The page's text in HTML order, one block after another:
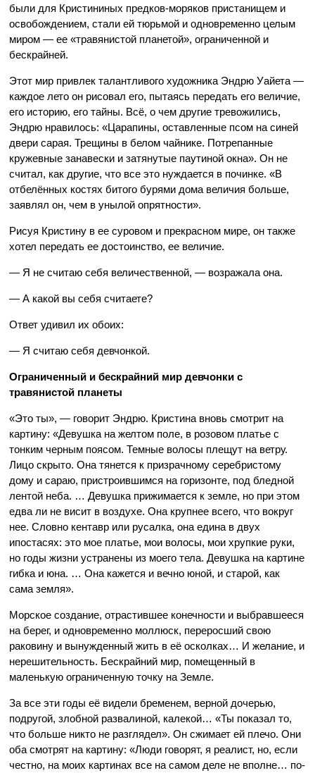
были для Кристининых предков-моряков пристанищем и
освобождением, стали ей тюрьмой и одновременно целым
миром — ее «травянистой планетой», ограниченной и
бескрайней.
Этот мир привлек талантливого художника Эндрю Уайета —
каждое лето он рисовал его, пытаясь передать его величие,
его историю, его тайны. Всё, о чем другие тревожились,
Эндрю нравилось: «Царапины, оставленные псом на синей
двери сарая. Трещины в белом чайнике. Потрепанные
кружевные занавески и затянутые паутиной окна». Он не
считал, как другие, что все это нуждается в починке. «В
отбелённых костях битого бурями дома величия больше,
заявлял он, чем в унылой опрятности».
Рисуя Кристину в ее суровом и прекрасном мире, он также
хотел передать ее достоинство, ее величие.
— Я не считаю себя величественной, — возражала она.
— А какой вы себя считаете?
Ответ удивил их обоих:
— Я считаю себя девчонкой.
Ограниченный и бескрайний мир девчонки с
травянистой планеты
«Это ты», — говорит Эндрю. Кристина вновь смотрит на
картину: «Девушка на желтом поле, в розовом платье с
тонким черным поясом. Темные волосы плещут на ветру.
Лицо скрыто. Она тянется к призрачному серебристому
дому и сараю, пристроившимся на горизонте, под бледной
лентой неба. … Девушка прижимается к земле, но при этом
едва ли не висит в воздухе. Она крупнее всего, что вокруг
нее. Словно кентавр или русалка, она едина в двух
ипостасях: это мое платье, мои волосы, мои хрупкие руки,
но годы жизни устранены из моего тела. Девушка на картине
гибка и юна. … Она кажется и вечно юной, и старой, как
сама земля».
Морское создание, отрастившее конечности и выбравшееся
на берег, и одновременно моллюск, переросший свою
раковину и вынужденный жить в её осколках… И желание, и
нерешительность. Бескрайний мир, помещенный в
маленькую ограниченную точку на Земле.
За все эти годы её видели бременем, верной дочерью,
подругой, злобной развалиной, калекой… «Ты показал то,
что больше никто не разглядел». Он сжимает ей плечо. Они
оба смотрят на картину: «Люди говорят, я реалист, но, если
честно, на моих картинах все на самом деле не вполне… по-